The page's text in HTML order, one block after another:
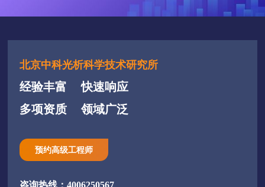
北京中科光析科学技术研究所
经验丰富
快速响应
多项资质
领域广泛
预约高级工程师